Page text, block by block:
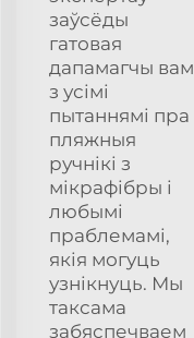
заўсёды
гатовая
дапамагчы вам
з усімі
пытаннямі пра
пляжныя
ручнікі з
мікрафібры і
любымі
праблемамі,
якія могуць
узнікнуць. Мы
таксама
забяспечваем